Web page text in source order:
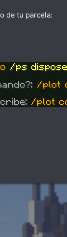
de tu parcela: